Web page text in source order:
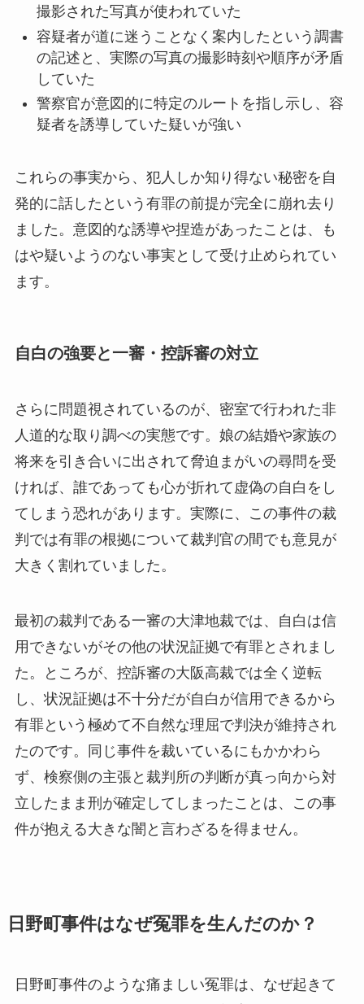
撮影された写真が使われていた
容疑者が道に迷うことなく案内したという調書
の記述と、実際の写真の撮影時刻や順序が矛盾
していた
警察官が意図的に特定のルートを指し示し、容
疑者を誘導していた疑いが強い
これらの事実から、犯人しか知り得ない秘密を自
発的に話したという有罪の前提が完全に崩れ去り
ました。意図的な誘導や捏造があったことは、も
はや疑いようのない事実として受け止められてい
ます。
自白の強要と一審・控訴審の対立
さらに問題視されているのが、密室で行われた非
人道的な取り調べの実態です。娘の結婚や家族の
将来を引き合いに出されて脅迫まがいの尋問を受
ければ、誰であっても心が折れて虚偽の自白をし
てしまう恐れがあります。実際に、この事件の裁
判では有罪の根拠について裁判官の間でも意見が
大きく割れていました。
最初の裁判である一審の大津地裁では、自白は信
用できないがその他の状況証拠で有罪とされまし
た。ところが、控訴審の大阪高裁では全く逆転
し、状況証拠は不十分だが自白が信用できるから
有罪という極めて不自然な理屈で判決が維持され
たのです。同じ事件を裁いているにもかかわら
ず、検察側の主張と裁判所の判断が真っ向から対
立したまま刑が確定してしまったことは、この事
件が抱える大きな闇と言わざるを得ません。
日野町事件はなぜ冤罪を生んだのか？
日野町事件のような痛ましい冤罪は、なぜ起きて